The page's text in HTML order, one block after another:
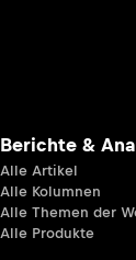
Berichte &
Alle Artikel
Alle Kolumnen
Alle Themen der
Alle Produkte